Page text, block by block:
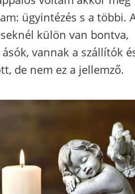
ügyintézés s a többi.
külön van bontva,
vannak a szállítók
de nem ez a jellemző.